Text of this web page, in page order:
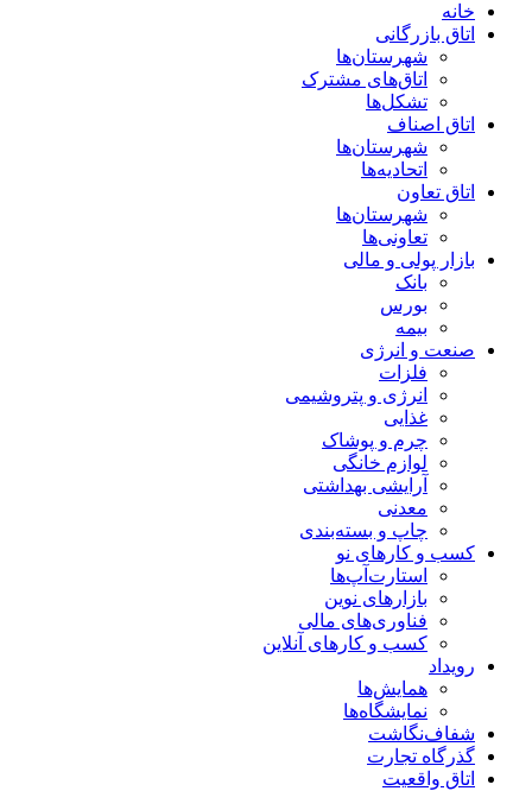
خانه
اتاق بازرگانی
شهرستان‌ها
اتاق‌های مشترک
تشکل‌ها
اتاق اصناف
شهرستان‌ها
اتحادیه‌ها
اتاق تعاون
شهرستان‌ها
تعاونی‌ها
بازار پولی و مالی
بانک
بورس
بیمه
صنعت و انرژی
فلزات
انرژی و پتروشیمی
غذایی
چرم و پوشاک
لوازم خانگی
آرایشی بهداشتی
معدنی
چاپ و بسته‌بندی
کسب و کارهای نو
استارت‌آپ‌ها
بازارهای نوین
فناوری‌های مالی
کسب و کارهای آنلاین
رویداد
همایش‌ها
نمایشگاه‌ها
شفاف‌نگاشت
گذرگاه تجارت
اتاق واقعیت